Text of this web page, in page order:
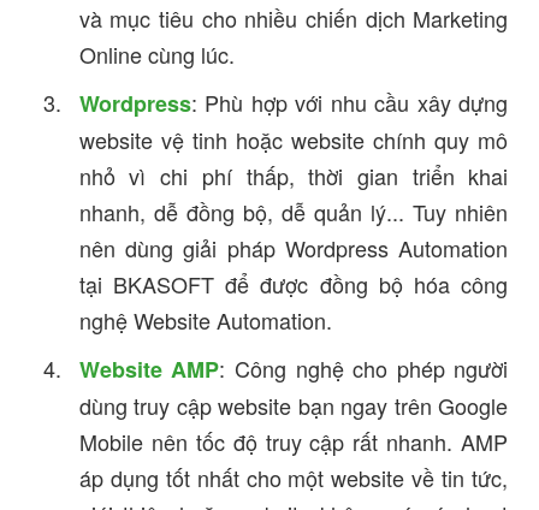
và mục tiêu cho nhiều chiến dịch Marketing
Online cùng lúc.
Wordpress: Phù hợp với nhu cầu xây dựng
website vệ tinh hoặc website chính quy mô
nhỏ vì chi phí thấp, thời gian triển khai
nhanh, dễ đồng bộ, dễ quản lý... Tuy nhiên
nên dùng giải pháp Wordpress Automation
tại BKASOFT để được đồng bộ hóa công
nghệ Website Automation.
Website AMP: Công nghệ cho phép người
dùng truy cập website bạn ngay trên Google
Mobile nên tốc độ truy cập rất nhanh. AMP
áp dụng tốt nhất cho một website về tin tức,